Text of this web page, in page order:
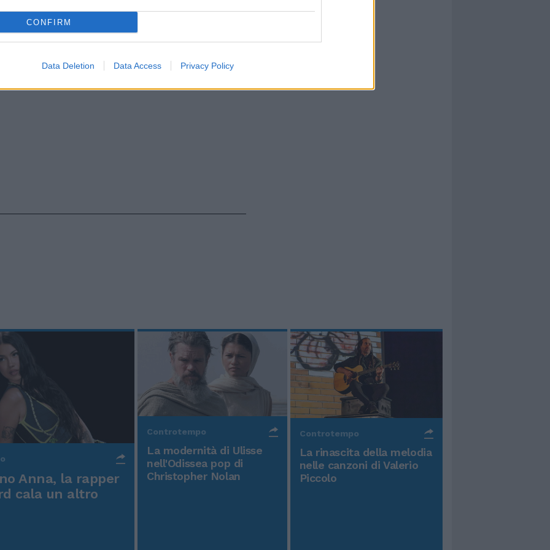
CONFIRM
Data Deletion Data Access Privacy Policy
infatti a meno inquinamento".
Anna, la rapper
cala un altro
Controtempo
La modernità di Ulisse
nell'Odissea pop di
Christopher Nolan
Controtempo
La rinascita della melodia
nelle canzoni di Valerio
Piccolo